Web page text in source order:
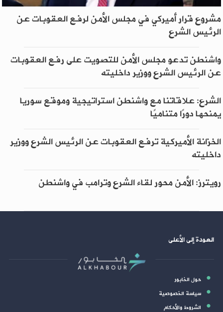
مشروع قرار أميركي في مجلس الأمن لرفع العقوبات عن
الرئيس الشرع
واشنطن تدعو مجلس الأمن للتصويت على رفع العقوبات
عن الرئيس الشرع ووزير داخليته
الشرع: علاقاتنا مع واشنطن استراتيجية وموقع سوريا
يمنحها دورًا متناميًا
الخزانة الأميركية ترفع العقوبات عن الرئيس الشرع ووزير
داخليته
رويترز: الأمن محور لقاء الشرع وترامب في واشنطن
العودة إلى الأعلى
حول الخابور
سياسة الخصوصية
الشروط والأحكام